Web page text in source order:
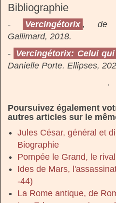
Bibliographie
- Vercingétorix , de
Gallimard, 2018.
- Vercingétorix: Celui
Danielle Porte. Ellipses,
.
Poursuivez également
autres articles sur le
Jules César, général et
Biographie
Pompée le Grand, le
Ides de Mars,
-44)
La Rome antique, de